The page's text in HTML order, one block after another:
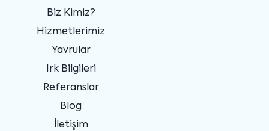
Biz Kimiz?
Hizmetlerimiz
Yavrular
Irk Bilgileri
Referanslar
Blog
İletişim